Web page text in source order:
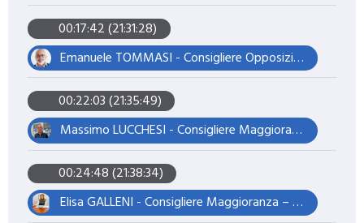
00:17:42 (21:31:28)
Emanuele TOMMASI - Consigliere Opposizione – Vicepresidente
00:22:03 (21:35:49)
Massimo LUCCHESI - Consigliere Maggioranza – Assessore
00:24:48 (21:38:34)
Elisa GALLENI - Consigliere Maggioranza – Assessore